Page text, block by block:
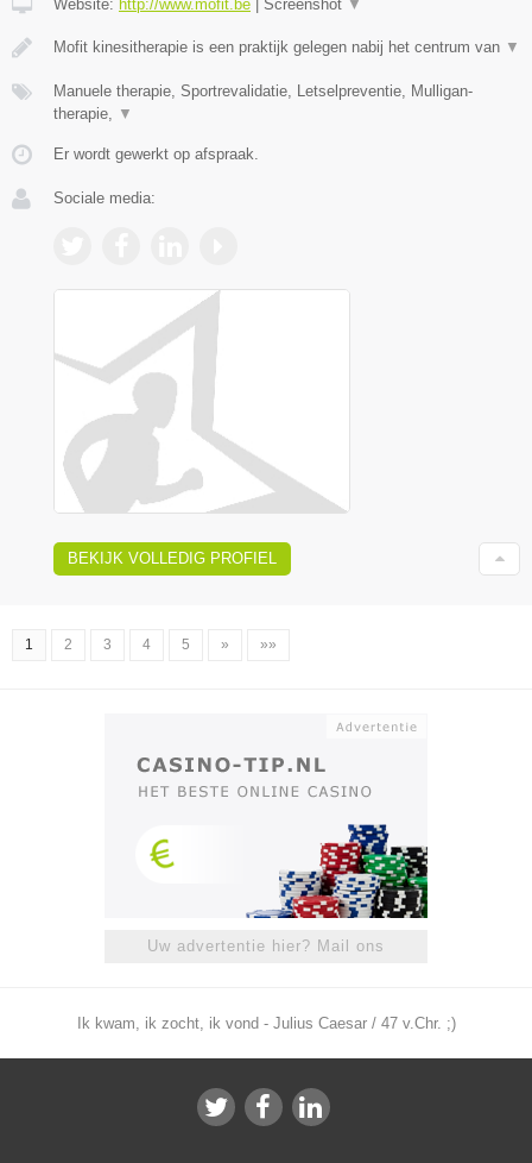
Website: http://www.mofit.be | Screenshot ▼
Mofit kinesitherapie is een praktijk gelegen nabij het centrum van ▼
Manuele therapie, Sportrevalidatie, Letselpreventie, Mulligan-
therapie,
▼
Er wordt gewerkt op afspraak.
Sociale media:
BEKIJK VOLLEDIG PROFIEL
1 2 3 4 5 » »»
Uw advertentie hier? Mail ons
Ik kwam, ik zocht, ik vond - Julius Caesar / 47 v.Chr. ;)